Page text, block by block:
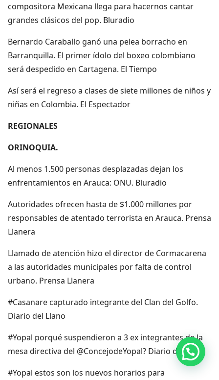
compositora Mexicana llega para hacernos cantar
grandes clásicos del pop. Bluradio
Bernardo Caraballo ganó una pelea borracho en
Barranquilla. El primer ídolo del boxeo colombiano
será despedido en Cartagena. El Tiempo
Así será el regreso a clases de siete millones de niños y
niñas en Colombia. El Espectador
REGIONALES
ORINOQUIA.
Al menos 1.500 personas desplazadas dejan los
enfrentamientos en Arauca: ONU. Bluradio
Autoridades ofrecen hasta de $1.000 millones por
responsables de atentado terrorista en Arauca. Prensa
Llanera
Llamado de atención hizo el director de Cormacarena
a las autoridades municipales por falta de control
urbano. Prensa Llanera
#Casanare capturado integrante del Clan del Golfo.
Diario del Llano
#Yopal porqué suspendieron a 3 ex integrantes de la
mesa directiva del @ConcejodeYopal? Diario del Llano
#Yopal estos son los nuevos horarios para
Hola, por aquí puedes contactarnos